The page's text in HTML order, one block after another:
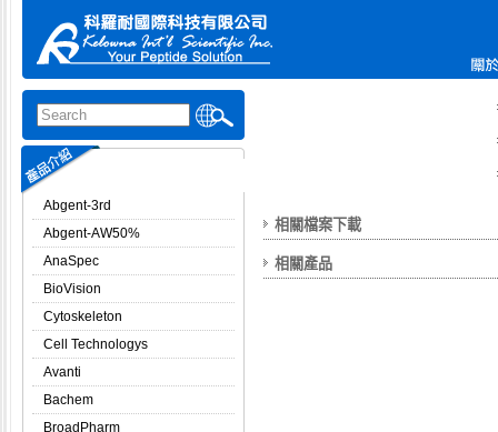
Abgent-3rd
Abgent-AW50%
AnaSpec
BioVision
Cytoskeleton
Cell Technologys
Avanti
Bachem
BroadPharm
相關檔案下載
相關產品